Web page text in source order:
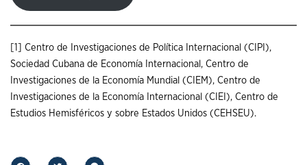
[1]
Centro de Investigaciones de Política Internacional (CIPI),
Sociedad Cubana de Economía Internacional, Centro de
Investigaciones de la Economía Mundial (CIEM), Centro de
Investigaciones de la Economía Internacional (CIEI), Centro de
Estudios Hemisféricos y sobre Estados Unidos (CEHSEU).